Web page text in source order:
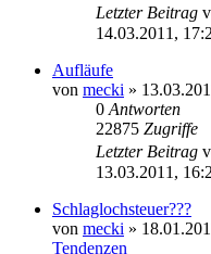
Letzter Beitrag
14.03.2011,
Aufläufe
von mecki »
0 Antworten
22875 Zugriffe
Letzter Beitrag
13.03.2011,
Schlaglochsteuer???
von mecki »
Tendenzen